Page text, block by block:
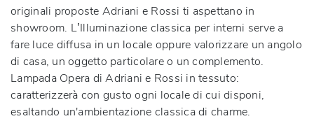
originali proposte Adriani e Rossi ti aspettano in
showroom. L’Illuminazione classica per interni serve a
fare luce diffusa in un locale oppure valorizzare un angolo
di casa, un oggetto particolare o un complemento.
Lampada Opera di Adriani e Rossi in tessuto:
caratterizzerà con gusto ogni locale di cui disponi,
esaltando un'ambientazione classica di charme.